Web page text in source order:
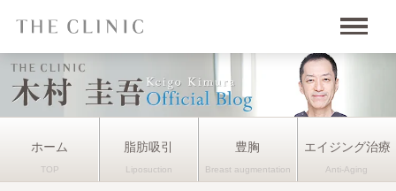
ホーム 脂肪吸引 豊胸 エイジング治療